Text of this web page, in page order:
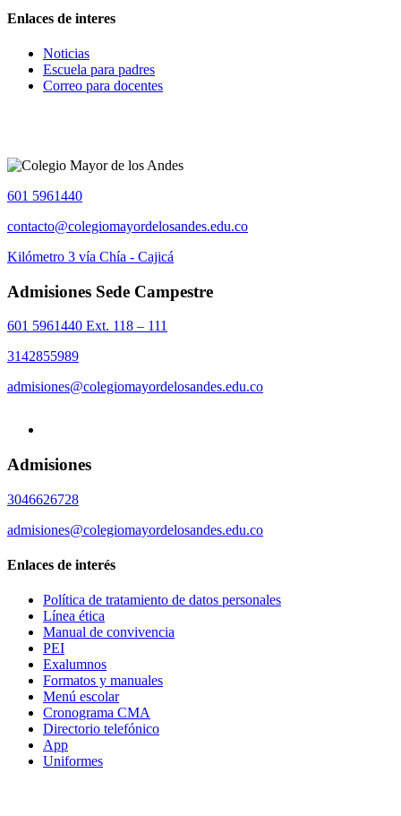
Enlaces de interes
Noticias
Escuela para padres
Correo para docentes
601 5961440
contacto@colegiomayordelosandes.edu.co
Kilómetro 3 vía Chía - Cajicá
Admisiones Sede Campestre
601 5961440 Ext. 118 – 111
3142855989
admisiones@colegiomayordelosandes.edu.co
Admisiones
3046626728
admisiones@colegiomayordelosandes.edu.co
Enlaces de interés
Política de tratamiento de datos personales
Línea ética
Manual de convivencia
PEI
Exalumnos
Formatos y manuales
Menú escolar
Cronograma CMA
Directorio telefónico
App
Uniformes